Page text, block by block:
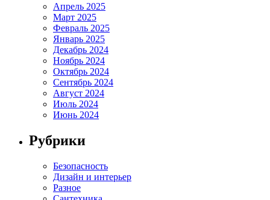
Апрель 2025
Март 2025
Февраль 2025
Январь 2025
Декабрь 2024
Ноябрь 2024
Октябрь 2024
Сентябрь 2024
Август 2024
Июль 2024
Июнь 2024
Рубрики
Безопасность
Дизайн и интерьер
Разное